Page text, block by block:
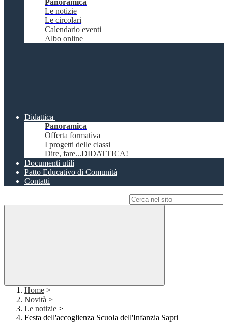
Panoramica
Le notizie
Le circolari
Calendario eventi
Albo online
Didattica
Panoramica
Offerta formativa
I progetti delle classi
Dire, fare...DIDATTICA!
Documenti utili
Patto Educativo di Comunità
Contatti
Home >
Novità >
Le notizie >
Festa dell'accoglienza Scuola dell'Infanzia Sapri